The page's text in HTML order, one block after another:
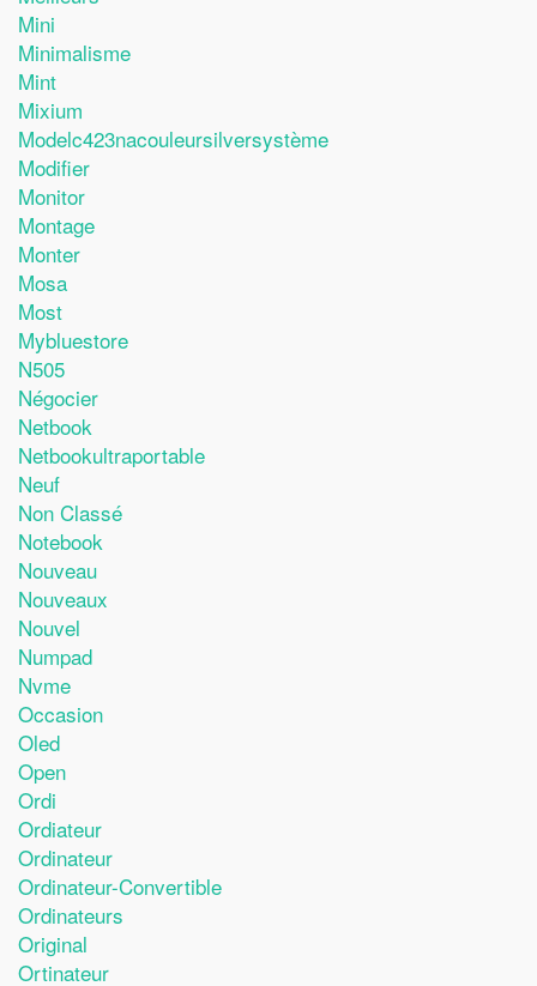
Mini
Minimalisme
Mint
Mixium
Modelc423nacouleursilversystème
Modifier
Monitor
Montage
Monter
Mosa
Most
Mybluestore
N505
Négocier
Netbook
Netbookultraportable
Neuf
Non Classé
Notebook
Nouveau
Nouveaux
Nouvel
Numpad
Nvme
Occasion
Oled
Open
Ordi
Ordiateur
Ordinateur
Ordinateur-Convertible
Ordinateurs
Original
Ortinateur